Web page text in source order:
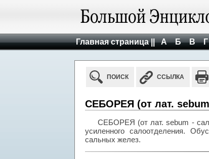
Главная страница || А Б В
ПОИСК ССЫЛКА
СЕБОРЕЯ (от лат.
СЕБОРЕЯ (от лат. sebum -
усиленного салоотделения.
сальных желез.